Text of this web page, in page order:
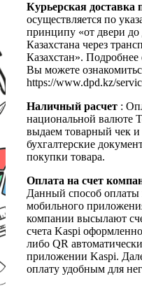
Курьерская доставка
осуществляется по
принципу «от двери
Казахстана через
Казахстан».
Вы можете
https://www.dpd.kz/
Наличный расчет :
национальной валюте
выдаем товарный чек
бухгалтерские
покупки товара.
Оплата на счет
Данный способ
мобильного
компании высылают
счета Kaspi
либо QR
приложении Kaspi.
оплату удобным для